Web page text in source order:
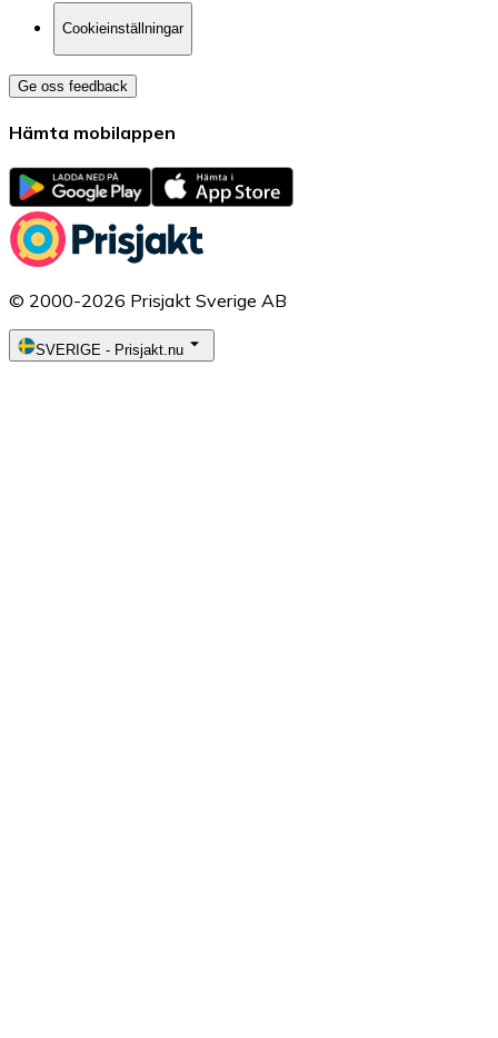
Cookieinställningar
Ge oss feedback
Hämta mobilappen
© 2000-2026 Prisjakt Sverige AB
SVERIGE - Prisjakt.nu